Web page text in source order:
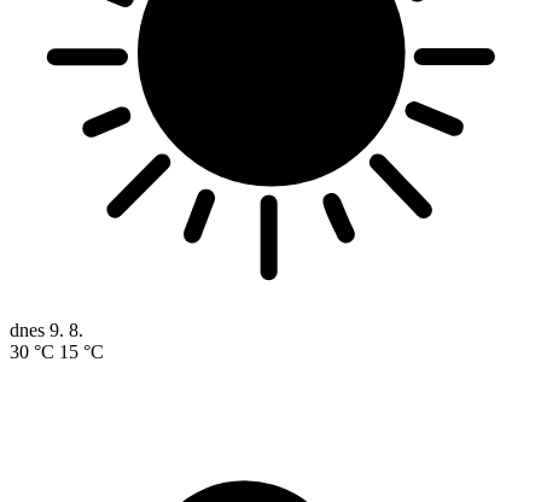
dnes 9. 8.
30 °C 15 °C